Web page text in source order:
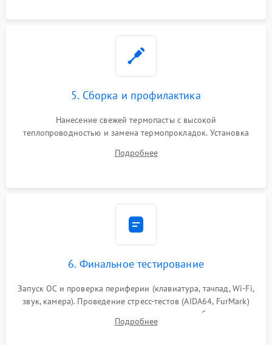
5. Сборка и профилактика
Нанесение свежей термопасты с высокой
теплопроводностью и замена термопрокладок. Установка
шлейфов, модулей памяти и накопителей. Предварительная
Подробнее
6. Финальное тестирование
Запуск ОС и проверка периферии (клавиатура, тачпад, Wi-Fi,
звук, камера). Проведение стресс-тестов (AIDA64, FurMark)
для контроля температурного режима и стабильности
системы под пиковой нагрузкой.
Подробнее